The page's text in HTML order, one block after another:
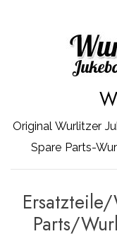
Original Wurlitzer
Spare Parts-
Parts/